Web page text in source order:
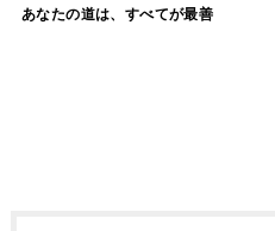
あなたの道は、すべてが最善